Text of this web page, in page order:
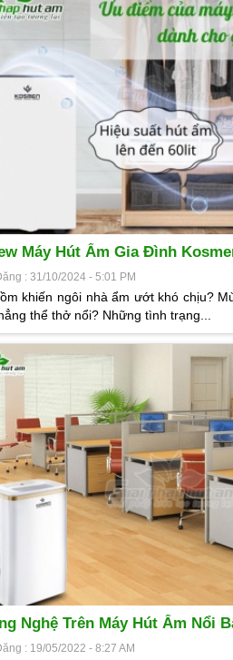
Máy Hút Ẩm Gia Đình
: 31/10/2024 - 5:01 PM
khiến ngôi nhà ẩm ướt khó chịu?
thể thở nổi? Những tình trạng...
Nghệ Trên Máy Hút Ẩm Nổi
: 19/05/2022 - 8:27 AM